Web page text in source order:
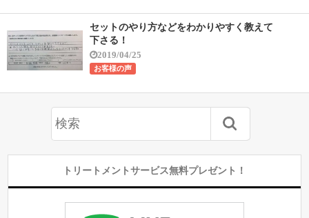
セットのやり方などをわかりやすく教えて
下さる！
2019/04/25
お客様の声
トリートメントサービス無料プレゼント！